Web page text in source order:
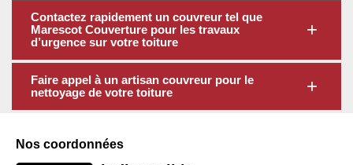
Contactez rapidement un couvreur tel que
Marescot Couverture pour les travaux
d’urgence sur votre toiture
Faire appel à un artisan couvreur pour le
nettoyage de votre toiture
Nos coordonnées